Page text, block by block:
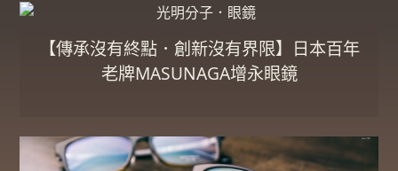
【傳承沒有終點．創新沒有界限】日本百年
老牌MASUNAGA增永眼鏡